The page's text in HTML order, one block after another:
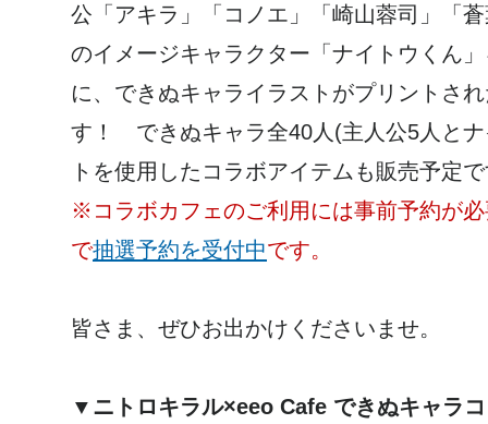
公「アキラ」「コノエ」「崎山蓉司」「
のイメージキャラクター「ナイトウくん
に、できぬキャライラストがプリントさ
す！ できぬキャラ全40人(主人公5人と
トを使用したコラボアイテムも販売予定
※コラボカフェのご利用には事前予約が
で抽選予約を受付中です。
皆さま、ぜひお出かけくださいませ。
▼ニトロキラル×eeo Cafe できぬキャラ